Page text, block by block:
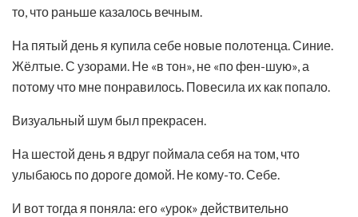
то, что раньше казалось вечным.
На пятый день я купила себе новые полотенца. Синие.
Жёлтые. С узорами. Не «в тон», не «по фен-шую», а
потому что мне понравилось. Повесила их как попало.
Визуальный шум был прекрасен.
На шестой день я вдруг поймала себя на том, что
улыбаюсь по дороге домой. Не кому-то. Себе.
И вот тогда я поняла: его «урок» действительно